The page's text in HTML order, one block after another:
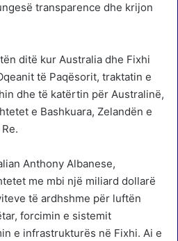
transparence dhe krijon
ditë kur Australia dhe Fixhi
të Paqësorit, traktatin e
dhe të katërtin për Australinë,
e Bashkuara, Zelandën e
Anthony Albanese,
me mbi një miliard dollarë
të ardhshme për luftën
forcimin e sistemit
e infrastrukturës në Fixhi. Ai e